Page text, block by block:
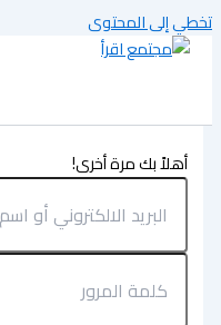
تخطي إلى المحتوى
أهلاً بك مرة أخرى!